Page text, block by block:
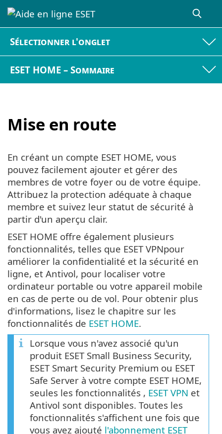
Sélectionner l'onglet
ESET HOME – Sommaire
Mise en route
En créant un compte ESET HOME, vous
pouvez facilement ajouter et gérer des
membres de votre foyer ou de votre équipe.
Attribuez la protection adéquate à chaque
membre et suivez leur statut de sécurité à
partir d'un aperçu clair.
ESET HOME offre également plusieurs
fonctionnalités, telles que ESET VPNpour
améliorer la confidentialité et la sécurité en
ligne, et Antivol, pour localiser votre
ordinateur portable ou votre appareil mobile
en cas de perte ou de vol. Pour obtenir plus
d'informations, lisez le chapitre sur les
fonctionnalités de ESET HOME.
Lorsque vous n'avez associé qu'un
produit ESET Small Business Security,
ESET Smart Security Premium ou ESET
Safe Server à votre compte ESET HOME,
seules les fonctionnalités , ESET VPN et
Antivol sont disponibles. Toutes les
fonctionnalités s'affichent une fois que
vous avez ajouté l'abonnement ESET